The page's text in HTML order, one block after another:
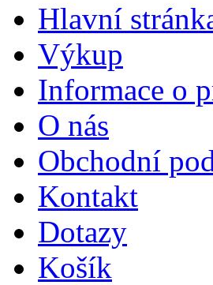
Hlavní
Výkup
Informace o
O nás
Obchodní
Kontakt
Dotazy
Košík